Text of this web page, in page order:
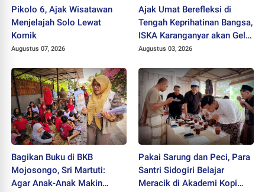
Pikolo 6, Ajak Wisatawan
Menjelajah Solo Lewat
Komik
Augustus 07, 2026
Ajak Umat Berefleksi di
Tengah Keprihatinan Bangsa,
ISKA Karanganyar akan Gelar
"Mlampah Ziarah"
Augustus 03, 2026
Bagikan Buku di BKB
Mojosongo, Sri Martuti:
Agar Anak-Anak Makin
Pakai Sarung dan Peci, Para
Santri Sidogiri Belajar
Meracik di Akademi Kopi